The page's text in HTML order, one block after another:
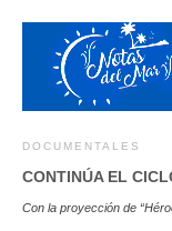
DOCUMENTALES
CONTINÚA EL
Con la proyección de